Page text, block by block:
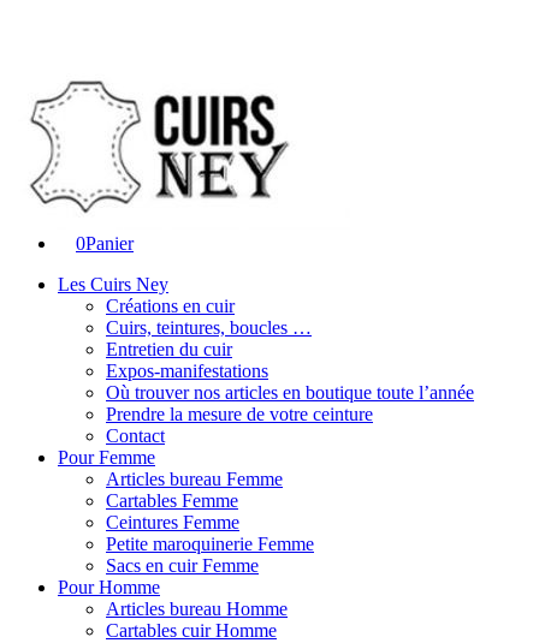
0Panier
Les Cuirs Ney
Créations en cuir
Cuirs, teintures, boucles …
Entretien du cuir
Expos-manifestations
Où trouver nos articles en boutique toute l’année
Prendre la mesure de votre ceinture
Contact
Pour Femme
Articles bureau Femme
Cartables Femme
Ceintures Femme
Petite maroquinerie Femme
Sacs en cuir Femme
Pour Homme
Articles bureau Homme
Cartables cuir Homme